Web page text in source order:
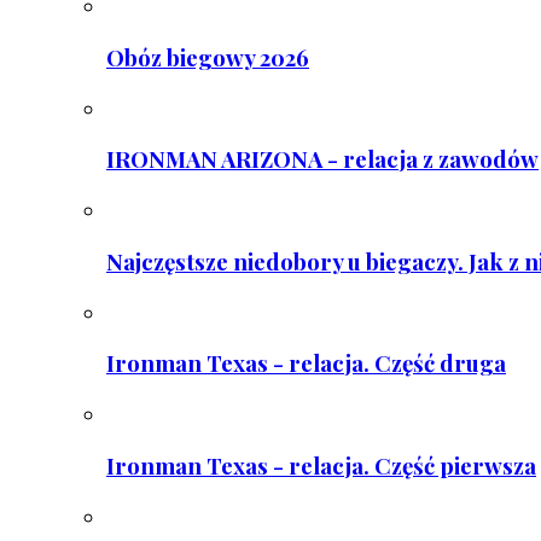
Obóz biegowy 2026
IRONMAN ARIZONA - relacja z zawodów
Najczęstsze niedobory u biegaczy. Jak z
Ironman Texas - relacja. Część druga
Ironman Texas - relacja. Część pierwsza